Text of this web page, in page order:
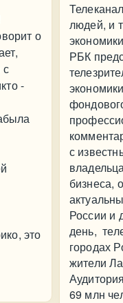
о
с
-
это
людей, и
РБК
с
бизнеса,
России и
день,
городах
жители
69 млн